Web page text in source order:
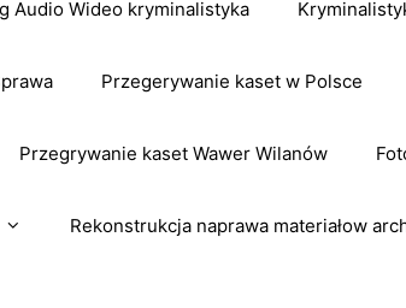
Audio Wideo kryminalistyka
Przegerywanie kaset w Polsce
Przegrywanie kaset Wawer Wilanów
Rekonstrukcja naprawa materiałow